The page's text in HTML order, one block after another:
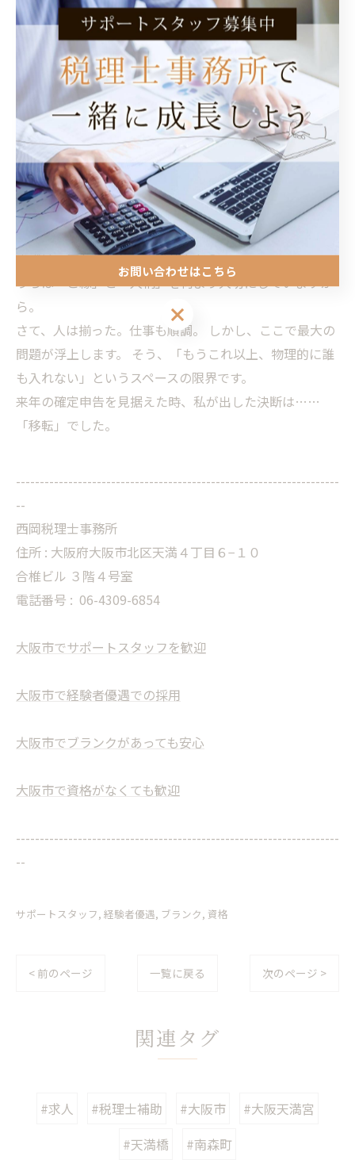
で、西岡事務所の第2章が本格的に動き出しました。
求職者の方へ：多様性のある職場です
現在の事務所も、この時の名残で、年齢や性別に関係な
く活躍できる環境です。 子育て中のママさんもいれば、
シニア世代のベテランもいる。
それぞれのライフステージに合わせて、無理なく力を発
揮してもらう。
それが、西岡税理士事務所のスタイルです。 「年齢的に
どうかな？」「ブランクがあるけど……」という方も、
まずは一度お話ししてみませんか？
うちは「ご縁」と「人柄」を何より大切にしていますか
ら。
さて、人は揃った。仕事も順調。 しかし、ここで最大の
問題が浮上します。 そう、「もうこれ以上、物理的に誰
も入れない」というスペースの限界です。
来年の確定申告を見据えた時、私が出した決断は……
「移転」でした。
--------------------------------------------------------------------
--
西岡税理士事務所
住所 : 大阪府大阪市北区天満４丁目６−１０
合椎ビル ３階４号室
電話番号 : 06-4309-6854
大阪市でサポートスタッフを歓迎
大阪市で経験者優遇での採用
大阪市でブランクがあっても安心
大阪市で資格がなくても歓迎
--------------------------------------------------------------------
--
サポートスタッフ 経験者優遇 ブランク 資格
< 前のページ 一覧に戻る 次のページ >
関連タグ
#求人 #税理士補助 #大阪市
#大阪天満宮
#天満橋
#南森町
お問い合わせはこちら
お問い合わせはこちら